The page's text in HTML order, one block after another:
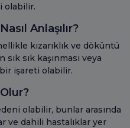
olabilir.
Anlaşılır?
kızarıklık ve döküntü
sık kaşınması veya
işareti olabilir.
olabilir, bunlar arasında
ve dahili hastalıklar yer